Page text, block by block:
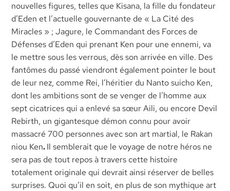
nouvelles figures, telles que Kisana, la fille du fondateur
d’Eden et l’actuelle gouvernante de « La Cité des
Miracles » ; Jagure, le Commandant des Forces de
Défenses d’Eden qui prenant Ken pour une ennemi, va
le mettre sous les verrous, dès son arrivée en ville. Des
fantômes du passé viendront également pointer le bout
de leur nez, comme Rei, l’héritier du Nanto suicho Ken,
dont les ambitions sont de se venger de l’homme aux
sept cicatrices qui a enlevé sa sœur Aili, ou encore Devil
Rebirth, un gigantesque démon connu pour avoir
massacré 700 personnes avec son art martial, le Rakan
niou Ken.Il semblerait que le voyage de notre héros ne
sera pas de tout repos à travers cette histoire
totalement originale qui devrait ainsi réserver de belles
surprises. Quoi qu’il en soit, en plus de son mythique art